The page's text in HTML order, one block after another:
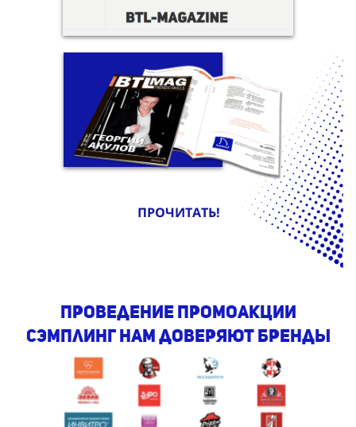
ПРОЧИТАТЬ!
проведение промоакции
сэмплинг Нам доверяют бренды